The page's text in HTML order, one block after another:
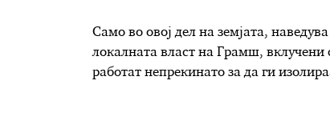
Само во овој дел на земјата,
локалната власт на Грамш,
работат непрекинато за да ги